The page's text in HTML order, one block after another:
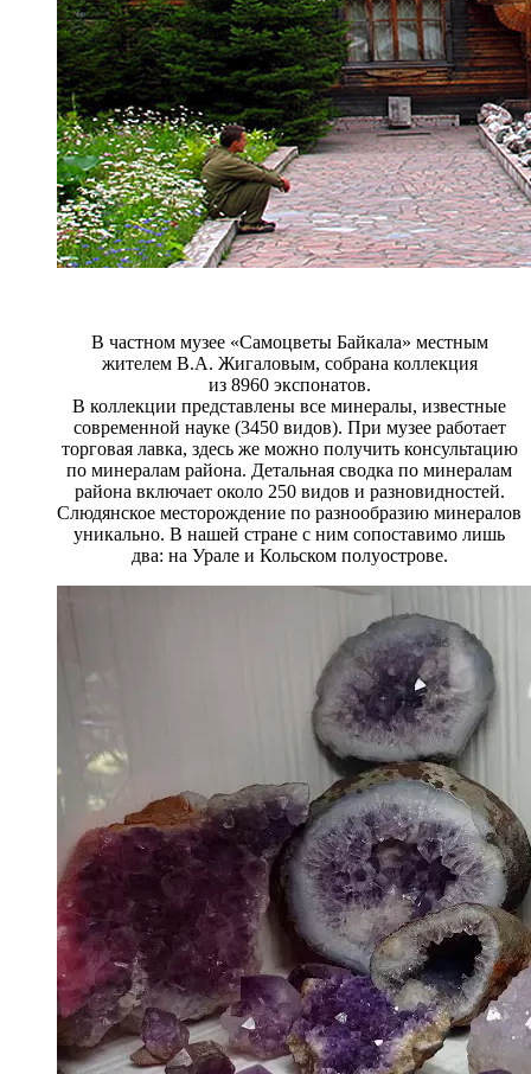
В частном музее «Самоцветы Байкала» местным
жителем В.А. Жигаловым, собрана коллекция
из 8960 экспонатов.
В коллекции представлены все минералы, известные
современной науке (3450 видов). При музее работает
торговая лавка, здесь же можно получить консультацию
по минералам района. Детальная сводка по минералам
района включает около 250 видов и разновидностей.
Слюдянское месторождение по разнообразию минералов
уникально. В нашей стране с ним сопоставимо лишь
два: на Урале и Кольском полуострове.